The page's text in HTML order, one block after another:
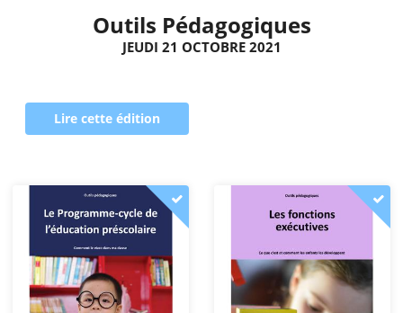
Outils Pédagogiques
JEUDI 21 OCTOBRE 2021
Lire cette édition